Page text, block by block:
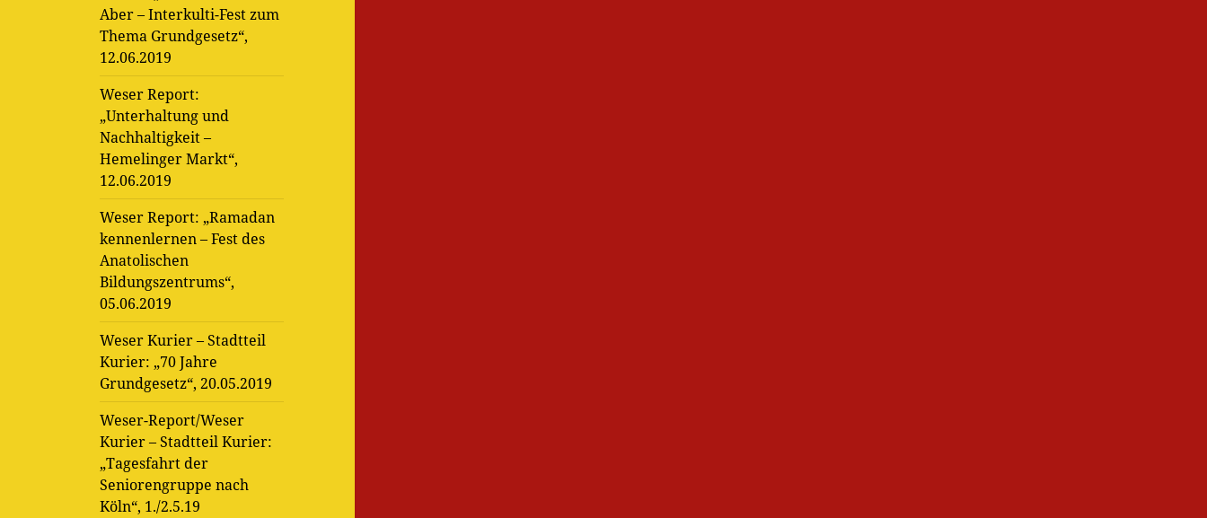
Aber – Interkulti-Fest zum
Thema Grundgesetz“,
12.06.2019
Weser Report:
„Unterhaltung und
Nachhaltigkeit –
Hemelinger Markt“,
12.06.2019
Weser Report: „Ramadan
kennenlernen – Fest des
Anatolischen
Bildungszentrums“,
05.06.2019
Weser Kurier – Stadtteil
Kurier: „70 Jahre
Grundgesetz“, 20.05.2019
Weser-Report/Weser
Kurier – Stadtteil Kurier:
„Tagesfahrt der
Seniorengruppe nach
Köln“, 1./2.5.19